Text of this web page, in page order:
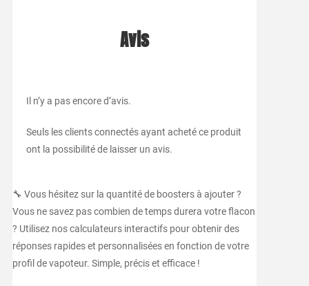
Avis
Il n’y a pas encore d’avis.
Seuls les clients connectés ayant acheté ce produit
ont la possibilité de laisser un avis.
🔧 Vous hésitez sur la quantité de boosters à ajouter ?
Vous ne savez pas combien de temps durera votre flacon
? Utilisez nos calculateurs interactifs pour obtenir des
réponses rapides et personnalisées en fonction de votre
profil de vapoteur. Simple, précis et efficace !